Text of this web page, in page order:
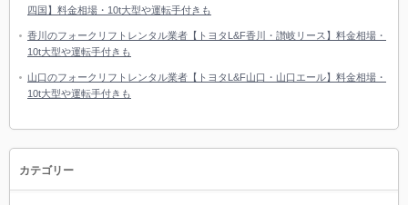
四国】料金相場・10t大型や運転手付きも
香川のフォークリフトレンタル業者【トヨタL&F香川・讃岐リース】料金相場・
10t大型や運転手付きも
山口のフォークリフトレンタル業者【トヨタL&F山口・山口エール】料金相場・
10t大型や運転手付きも
カテゴリー